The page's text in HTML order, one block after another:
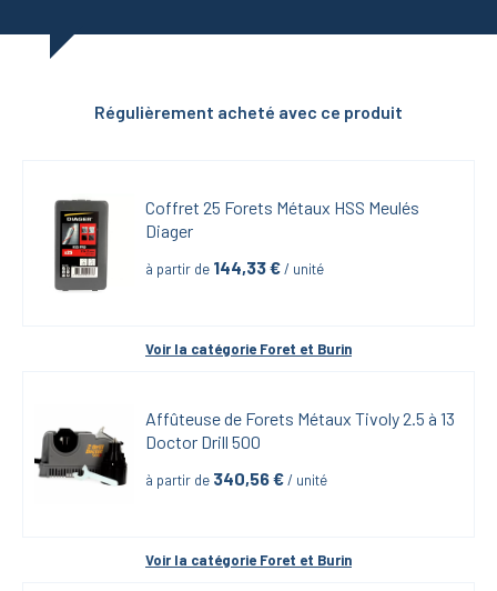
Régulièrement acheté avec ce produit
Coffret 25 Forets Métaux HSS Meulés
Diager
à partir de 144,33 € / unité
Voir la catégorie Foret et Burin
Affûteuse de Forets Métaux Tivoly 2.5 à 13
Doctor Drill 500
à partir de 340,56 € / unité
Voir la catégorie Foret et Burin